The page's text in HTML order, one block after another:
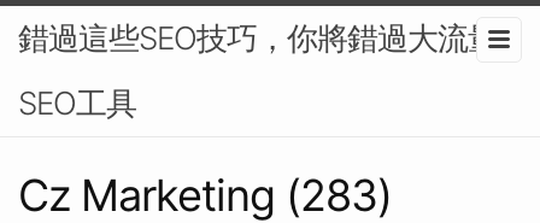
錯過這些SEO技巧，你將錯過大流量-
SEO工具
Cz Marketing (283)